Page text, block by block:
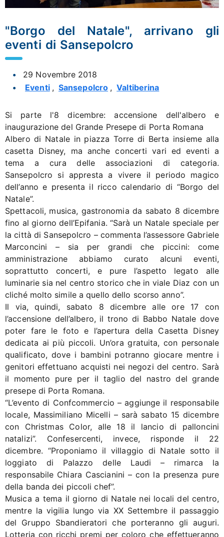
"Borgo del Natale", arrivano gli
eventi di Sansepolcro
29 Novembre 2018
Eventi , Sansepolcro , Valtiberina
Si parte l'8 dicembre: accensione dell'albero e
inaugurazione del Grande Presepe di Porta Romana
Albero di Natale in piazza Torre di Berta insieme alla
casetta Disney, ma anche concerti vari ed eventi a
tema a cura delle associazioni di categoria.
Sansepolcro si appresta a vivere il periodo magico
dell’anno e presenta il ricco calendario di “Borgo del
Natale”.
Spettacoli, musica, gastronomia da sabato 8 dicembre
fino al giorno dell’Epifania. “Sarà un Natale speciale per
la città di Sansepolcro – commenta l’assessore Gabriele
Marconcini – sia per grandi che piccini: come
amministrazione abbiamo curato alcuni eventi,
soprattutto concerti, e pure l’aspetto legato alle
luminarie sia nel centro storico che in viale Diaz con un
cliché molto simile a quello dello scorso anno”.
Il via, quindi, sabato 8 dicembre alle ore 17 con
l’accensione dell’albero, il trono di Babbo Natale dove
poter fare le foto e l’apertura della Casetta Disney
dedicata ai più piccoli. Un’ora gratuita, con personale
qualificato, dove i bambini potranno giocare mentre i
genitori effettuano acquisti nei negozi del centro. Sarà
il momento pure per il taglio del nastro del grande
presepe di Porta Romana.
“L’evento di Confcommercio – aggiunge il responsabile
locale, Massimiliano Micelli – sarà sabato 15 dicembre
con Christmas Color, alle 18 il lancio di palloncini
natalizi”. Confesercenti, invece, risponde il 22
dicembre. “Proponiamo il villaggio di Natale sotto il
loggiato di Palazzo delle Laudi – rimarca la
responsabile Chiara Cascianini – con la presenza pure
della banda dei piccoli chef”.
Musica a tema il giorno di Natale nei locali del centro,
mentre la vigilia lungo via XX Settembre il passaggio
del Gruppo Sbandieratori che porteranno gli auguri.
Lotteria con ricchi premi per coloro che effettueranno